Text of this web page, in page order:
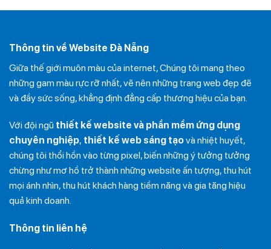
Thông tin về Website Đà Nẵng
Giữa thế giới muôn màu của internet, Chúng tôi mang theo
những gam màu rực rỡ nhất, vẽ nên những trang web đẹp đẽ
và đầy sức sống, khẳng định đẳng cấp thương hiệu của bạn.
Với đội ngũ thiết kế website và phần mềm ứng dụng
chuyên nghiệp, thiết kế web sáng tạovà nhiệt huyết,
chúng tôi thổi hồn vào từng pixel, biến những ý tưởng tưởng
chừng như mơ hồ trở thành những website ấn tượng, thu hút
mọi ánh nhìn, thu hút khách hàng tiềm năng và gia tăng hiệu
quả kinh doanh.
Thông tin liên hệ